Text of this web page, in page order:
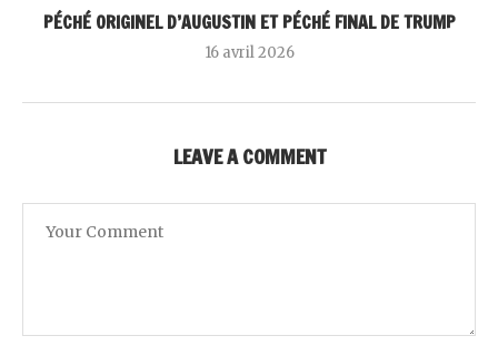
PÉCHÉ ORIGINEL D’AUGUSTIN ET PÉCHÉ FINAL DE TRUMP
16 avril 2026
LEAVE A COMMENT